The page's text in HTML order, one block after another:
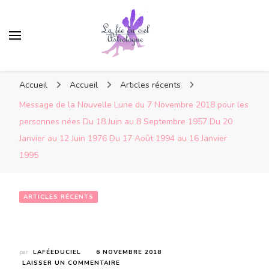
Accueil Accueil
Articles récents
Message de la Nouvelle Lune du 7 Novembre 2018 pour les
personnes nées Du 18 Juin au 8 Septembre 1957 Du 20
Janvier au 12 Juin 1976 Du 17 Août 1994 au 16 Janvier
1995
ARTICLES RÉCENTS
par LAFÉEDUCIEL
6 NOVEMBRE 2018
LAISSER UN COMMENTAIRE